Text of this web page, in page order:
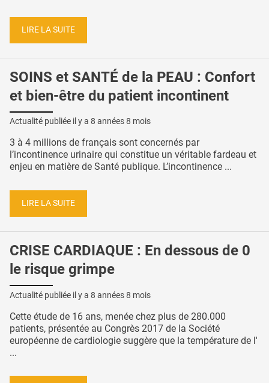
LIRE LA SUITE
SOINS et SANTÉ de la PEAU : Confort
et bien-être du patient incontinent
Actualité publiée il y a 8 années 8 mois
3 à 4 millions de français sont concernés par
l’incontinence urinaire qui constitue un véritable fardeau et
enjeu en matière de Santé publique. L’incontinence ...
LIRE LA SUITE
CRISE CARDIAQUE : En dessous de 0
le risque grimpe
Actualité publiée il y a 8 années 8 mois
Cette étude de 16 ans, menée chez plus de 280.000
patients, présentée au Congrès 2017 de la Société
européenne de cardiologie suggère que la température de l'
...